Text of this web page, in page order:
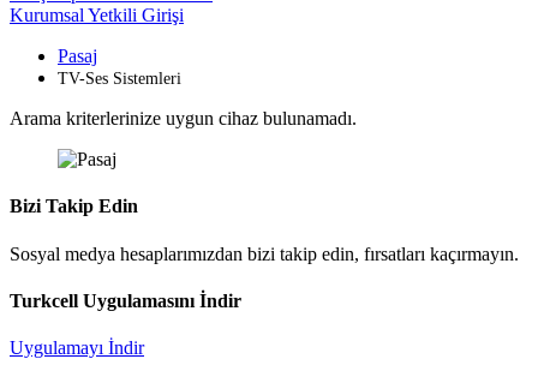
Kurumsal Yetkili Girişi
Pasaj
TV-Ses Sistemleri
Arama kriterlerinize uygun cihaz bulunamadı.
Bizi Takip Edin
Sosyal medya hesaplarımızdan bizi takip edin, fırsatları kaçırmayın.
Turkcell Uygulamasını İndir
Uygulamayı İndir